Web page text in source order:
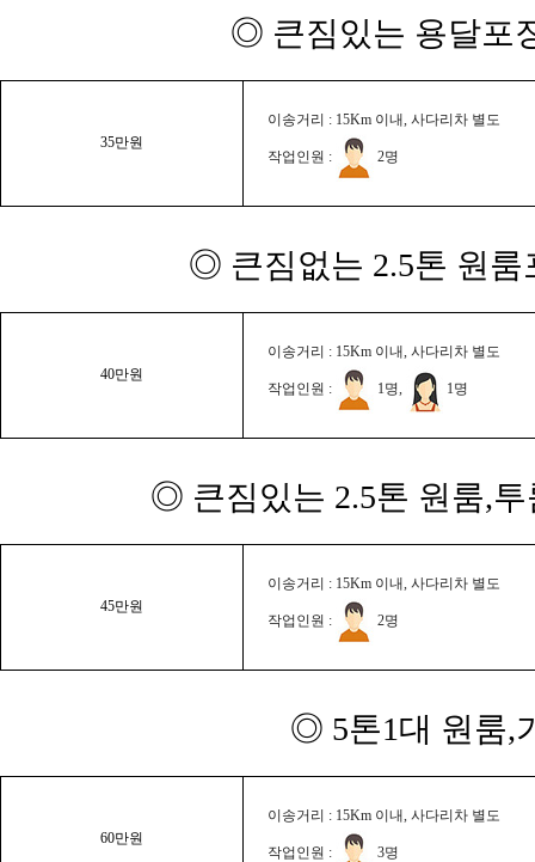
◎ 큰짐있는 용달포
35만원
이송거리 : 15Km 이내, 사다리차 별도
작업인원 : 2명
◎ 큰짐없는 2.5톤 원룸
40만원
이송거리 : 15Km 이내, 사다리차 별도
작업인원 : 1명, 1명
◎ 큰짐있는 2.5톤 원룸,
45만원
이송거리 : 15Km 이내, 사다리차 별도
작업인원 : 2명
◎ 5톤1대 원룸,
60만원
이송거리 : 15Km 이내, 사다리차 별도
작업인원 : 3명